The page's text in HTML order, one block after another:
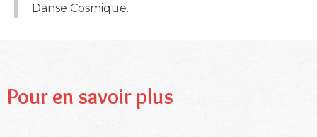
Danse Cosmique.
Pour en savoir plus